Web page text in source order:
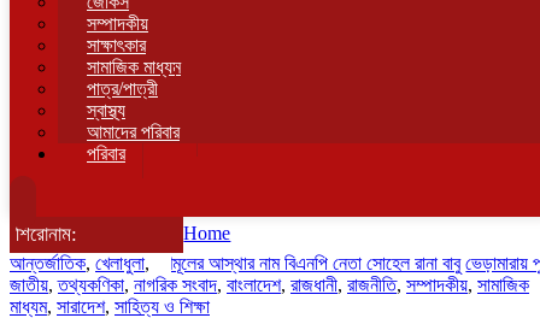
সম্পাদকীয়
সাক্ষাৎকার
সামাজিক মাধ্যম
পাত্র/পাত্রী
স্বাস্থ্য
আমাদের পরিবার
পরিবার
শিরোনাম:
তৃণমূলের আস্থার নাম বিএনপি নেতা সোহেল রানা বাবু ভেড়ামারায়
Home
আন্তর্জাতিক, খেলাধুলা,
জাতীয়,তথ্যকণিকা, নাগরিক সংবাদ, বাংলাদেশ, রাজধানী, রাজনীতি, সম্পাদকীয়, সামাজিক
মাধ্যম, সারাদেশ, সাহিত্য ও শিক্ষা